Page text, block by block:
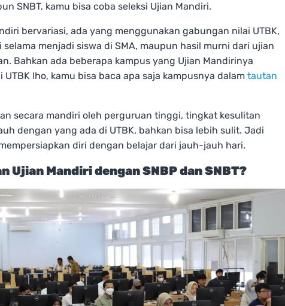
SNBT, kamu bisa coba seleksi Ujian Mandiri.
bervariasi, ada yang menggunakan gabungan nilai UTBK,
selama menjadi siswa di SMA, maupun hasil murni dari ujian
Bahkan ada beberapa kampus yang Ujian Mandirinya
lho, kamu bisa baca apa saja kampusnya dalam tautan
secara mandiri oleh perguruan tinggi, tingkat kesulitan
dengan yang ada di UTBK, bahkan bisa lebih sulit. Jadi
diri dengan belajar dari jauh-jauh hari.
Ujian Mandiri dengan SNBP dan SNBT?